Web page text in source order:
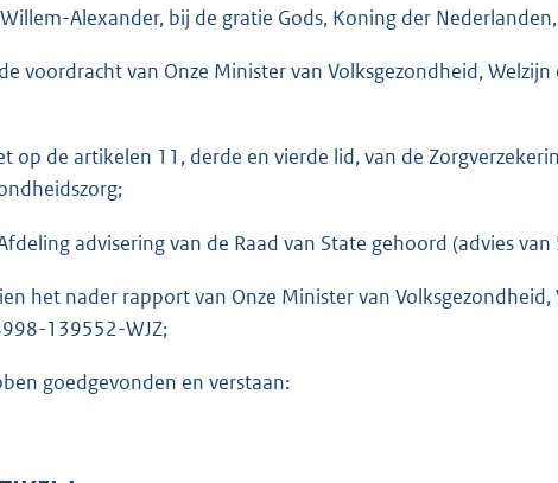
d
g
o
t
:
Alexander, bij de gratie Gods, Koning der
voordracht van Onze Minister van Volksgezondheid,
op de artikelen 11, derde en vierde lid, van de
advisering van de Raad van State gehoord (advies
het nader rapport van Onze Minister van
139552-WJZ;
goedgevonden en verstaan: